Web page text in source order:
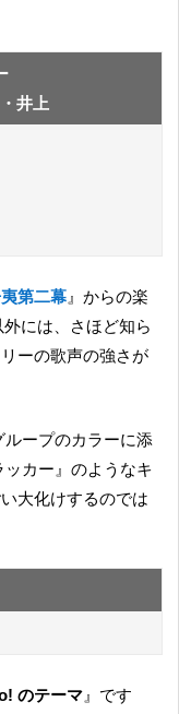
井上
第二幕 』からの楽
には、さほど知ら
ーの歌声の強さが
カー』のようなキ
大化けするのでは
のテーマ』です